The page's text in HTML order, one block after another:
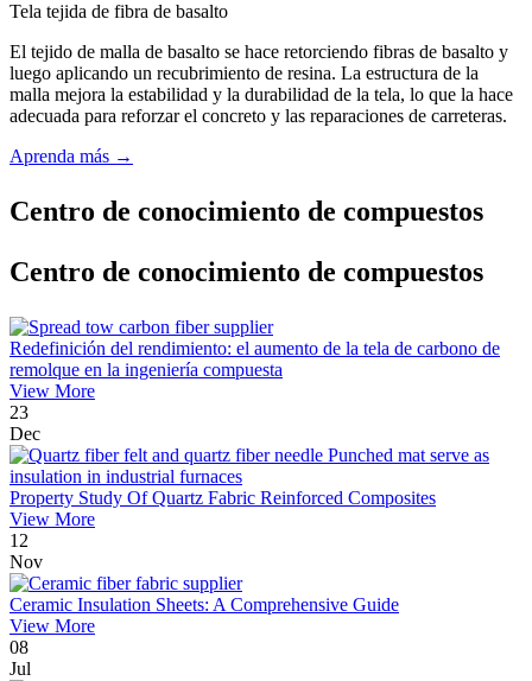
Tela tejida de fibra de basalto
El tejido de malla de basalto se hace retorciendo fibras de basalto y
luego aplicando un recubrimiento de resina. La estructura de la
malla mejora la estabilidad y la durabilidad de la tela, lo que la hace
adecuada para reforzar el concreto y las reparaciones de carreteras.
Aprenda más →
Centro de conocimiento de compuestos
Centro de conocimiento de compuestos
Redefinición del rendimiento: el aumento de la tela de carbono de
remolque en la ingeniería compuesta
View More
23
Dec
Property Study Of Quartz Fabric Reinforced Composites
View More
12
Nov
Ceramic Insulation Sheets: A Comprehensive Guide
View More
08
Jul